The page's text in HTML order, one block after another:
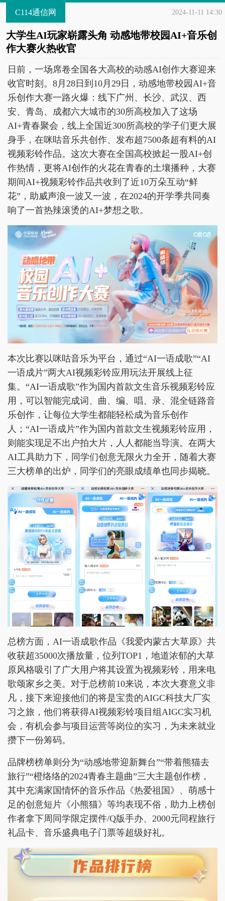
C114通信网 2024-11-11 14:30
大学生AI玩家崭露头角 动感地带校园AI+音乐创
作大赛火热收官
日前，一场席卷全国各大高校的动感AI创作大赛迎来
收官时刻。8月28日到10月29日，动感地带校园AI+音
乐创作大赛一路火爆：线下广州、长沙、武汉、西
安、青岛、成都六大城市的30所高校加入了这场
AI+青春聚会，线上全国近300所高校的学子们更大展
身手，在咪咕音乐共创作、发布超7500条超有料的AI
视频彩铃作品。这次大赛在全国高校掀起一股AI+创
作热情，更将AI创作的火花在青春的土壤播种，大赛
期间AI+视频彩铃作品共收到了近10万朵互动“鲜
花”，助威声浪一波又一波，在2024的开学季共同奏
响了一首热辣滚烫的AI+梦想之歌。
本次比赛以咪咕音乐为平台，通过“AI一语成歌”“AI
一语成片”两大AI视频彩铃应用玩法开展线上征
集。“AI一语成歌”作为国内首款文生音乐视频彩铃应
用，可以智能完成词、曲、编、唱、录、混全链路音
乐创作，让每位大学生都能轻松成为音乐创作
人；“AI一语成片”作为国内首款文生视频彩铃应用，
则能实现足不出户拍大片，人人都能当导演。在两大
AI工具助力下，同学们创意无限火力全开，随着大赛
三大榜单的出炉，同学们的亮眼成绩单也同步揭晓。
总榜方面，AI一语成歌作品《我爱内蒙古大草原》共
收获超35000次播放量，位列TOP1，地道浓郁的大草
原风格吸引了广大用户将其设置为视频彩铃，用来电
歌颂家乡之美。对于总榜前10来说，本次大赛意义非
凡，接下来迎接他们的将是宝贵的AIGC科技大厂实
习之旅，他们将获得AI视频彩铃项目组AIGC实习机
会，有机会参与项目运营等岗位的实习，为未来就业
攒下一份筹码。
品牌榜榜单则分为“动感地带迎新舞台”“带着熊猫去
旅行”“橙络络的2024青春主题曲”三大主题创作榜，
其中充满家国情怀的音乐作品《热爱祖国》、萌感十
足的创意短片《小熊猫》等均表现不俗，助力上榜创
作者拿下周同学限定摆件/Q版手办、2000元同程旅行
礼品卡、音乐盛典电子门票等超级好礼。